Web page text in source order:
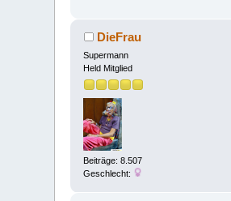
DieFrau
Supermann
Held Mitglied
Beiträge: 8.507
Geschlecht: